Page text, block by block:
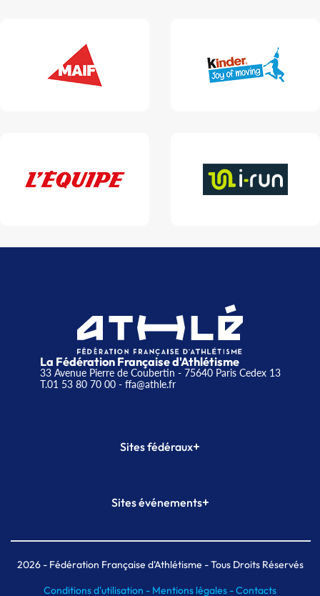
La Fédération Française d'Athlétisme
33 Avenue Pierre de Coubertin - 75640 Paris Cedex 13
T.01 53 80 70 00- ffa@athle.fr
Sites fédéraux+
Plateforme Formation
Sites événements+
Meeting de Paris indoor
MAIF Ekiden de Paris
2026- Fédération Française d'Athlétisme - Tous Droits Réservés
Conditions d'utilisation - Mentions légales -Contacts